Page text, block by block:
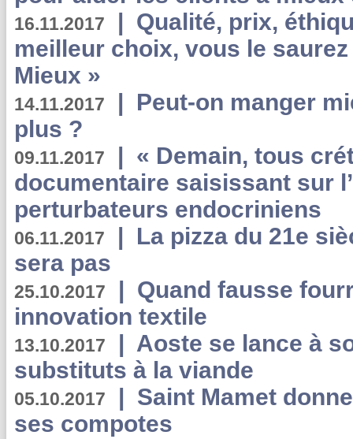
16.11.2017 | Qualité, prix,
meilleur choix, vous le
Mieux »
14.11.2017 | Peut-on manger
plus ?
09.11.2017 | « Demain, tous
documentaire saisissant sur
perturbateurs endocriniens
06.11.2017 | La pizza du 21e
sera pas
25.10.2017 | Quand fausse
innovation textile
13.10.2017 | Aoste se lance à
substituts à la viande
05.10.2017 | Saint Mamet
ses compotes